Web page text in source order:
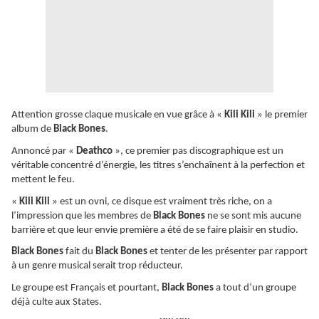
Attention grosse claque musicale en vue grâce à « Kili Kili » le premier
album de Black Bones.
Annoncé par « Deathco », ce premier pas discographique est un
véritable concentré d’énergie, les titres s’enchaînent à la perfection et
mettent le feu.
« Kili Kili » est un ovni, ce disque est vraiment très riche, on a
l’impression que les membres de Black Bones ne se sont mis aucune
barrière et que leur envie première a été de se faire plaisir en studio.
Black Bones fait du Black Bones et tenter de les présenter par rapport
à un genre musical serait trop réducteur.
Le groupe est Français et pourtant, Black Bones a tout d’un groupe
déjà culte aux States.